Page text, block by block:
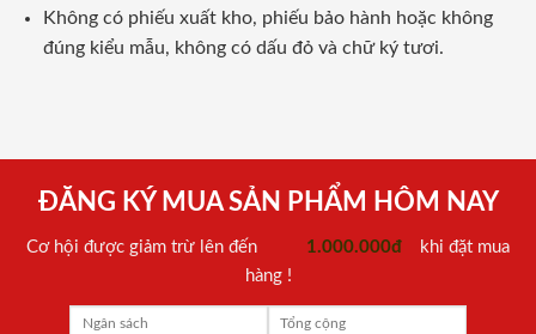
Không có phiếu xuất kho, phiếu bảo hành hoặc không
đúng kiểu mẫu, không có dấu đỏ và chữ ký tươi.
ĐĂNG KÝ MUA SẢN PHẨM HÔM NAY
Cơ hội được giảm trừ lên đến 1.000.000đ
khi đặt mua
hàng !